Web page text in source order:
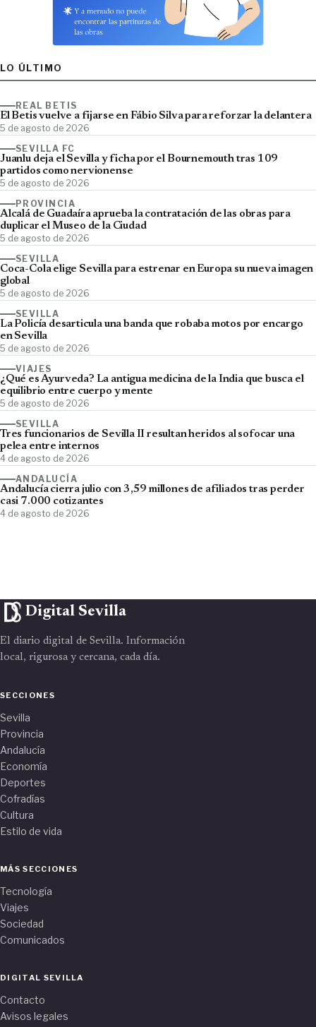
LO ÚLTIMO
REAL BETIS
El Betis vuelve a fijarse en Fábio Silva para reforzar la delantera
5 de agosto de 2026
SEVILLA FC
Juanlu deja el Sevilla y ficha por el Bournemouth tras 109
partidos como nervionense
5 de agosto de 2026
PROVINCIA
Alcalá de Guadaíra aprueba la contratación de las obras para
duplicar el Museo de la Ciudad
5 de agosto de 2026
SEVILLA
Coca-Cola elige Sevilla para estrenar en Europa su nueva imagen
global
5 de agosto de 2026
SEVILLA
La Policía desarticula una banda que robaba motos por encargo
en Sevilla
5 de agosto de 2026
VIAJES
¿Qué es Ayurveda? La antigua medicina de la India que busca el
equilibrio entre cuerpo y mente
5 de agosto de 2026
SEVILLA
Tres funcionarios de Sevilla II resultan heridos al sofocar una
pelea entre internos
4 de agosto de 2026
ANDALUCÍA
Andalucía cierra julio con 3,59 millones de afiliados tras perder
casi 7.000 cotizantes
4 de agosto de 2026
Digital Sevilla
El diario digital de Sevilla. Información
local, rigurosa y cercana, cada día.
SECCIONES
Sevilla
Provincia
Andalucía
Economía
Deportes
Cofradías
Cultura
Estilo de vida
MÁS SECCIONES
Tecnología
Viajes
Sociedad
Comunicados
DIGITAL SEVILLA
Contacto
Avisos legales